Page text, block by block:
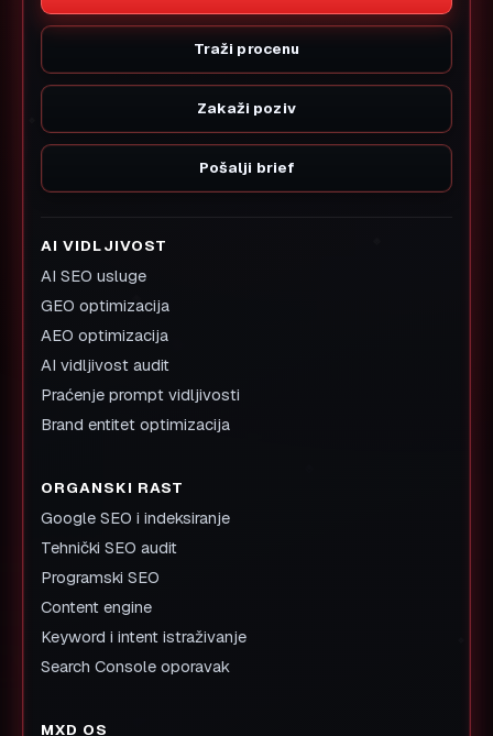
Traži procenu
Zakaži poziv
Pošalji brief
AI VIDLJIVOST
AI SEO usluge
GEO optimizacija
AEO optimizacija
AI vidljivost audit
Praćenje prompt vidljivosti
Brand entitet optimizacija
ORGANSKI RAST
Google SEO i indeksiranje
Tehnički SEO audit
Programski SEO
Content engine
Keyword i intent istraživanje
Search Console oporavak
MXD OS